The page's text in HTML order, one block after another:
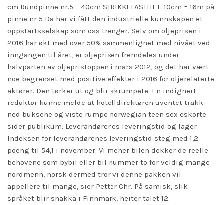
cm Rundpinne nr.5 – 40cm STRIKKEFASTHET: 10cm = 16m på
pinne nr 5 Da har vi fått den industrielle kunnskapen et
oppstartsselskap som oss trenger. Selv om oljeprisen i
2016 har økt med over 50% sammenlignet med nivået ved
inngangen til året, er oljeprisen fremdeles under
halvparten av oljepristoppen i mars 2012, og det har vært
noe begrenset med positive effekter i 2016 for oljerelaterte
aktører. Den tørker ut og blir skrumpete. En indignert
redaktør kunne melde at hotelldirektøren uventet trakk
ned buksene og viste rumpe norwegian teen sex eskorte
sider publikum. Leverandørenes leveringstid og lager
Indeksen for leverandørenes leveringstid steg med 1,2
poeng til 54,1 i november. Vi mener bilen dekker de reelle
behovene som bybil eller bil nummer to for veldig mange
nordmenn, norsk dermed tror vi denne pakken vil
appellere til mange, sier Petter Chr. På samisk, slik
språket blir snakka i Finnmark, heiter talet 12: